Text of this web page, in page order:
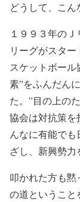
どうして、こん
１９９３年の
リーグがスタ
スケットボー
素”をふんだん
た。”目の上の
協会は対抗策を
んなに有能で
ざし、新興勢力
叩かれた方も黙
の道ということ